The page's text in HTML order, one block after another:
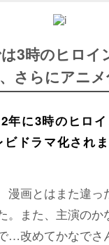
3時のヒロイ
さらにアニ
に3時のヒロイ
ドラマ化されま
漫画とはまた違っ
。また、主演のか
…改めてかなでさ